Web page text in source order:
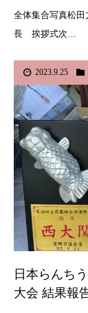
全体集合写真松
長 挨拶式次…
2023.9.25
日本らんち
大会 結果報